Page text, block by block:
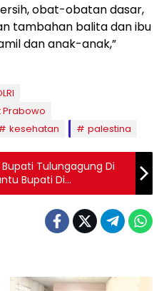
obat-obatan dasar,
tambahan balita dan ibu
dan anak-anak,”
Prabowo
kesehatan palestina
Tulungagung Di
Bupati Di